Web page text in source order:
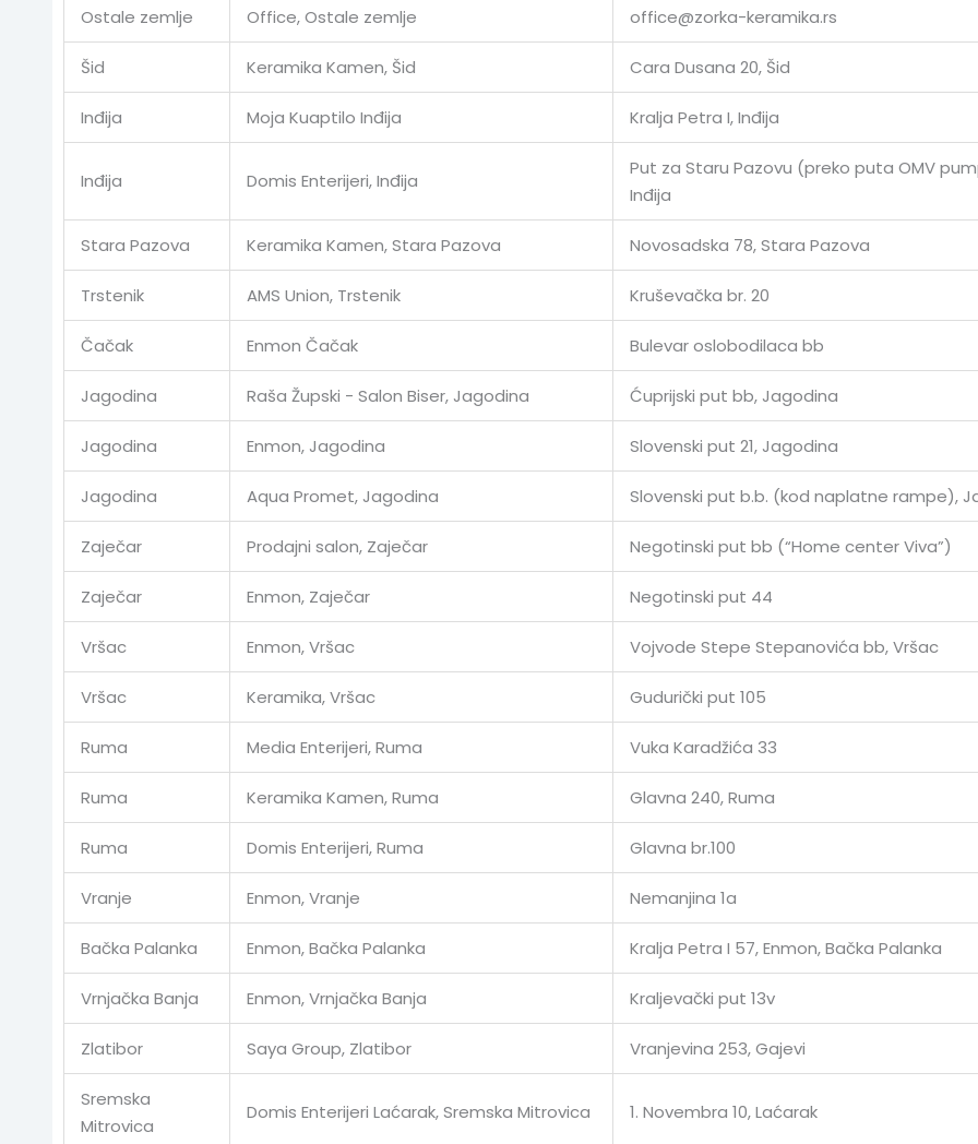
Ostale zemlje Office, Ostale zemlje office@zorka-keramika.rs
Šid Keramika Kamen, Šid Cara Dusana 20, Šid
Inđija Moja Kuaptilo Inđija Kralja Petra I, Inđija
Inđija Domis Enterijeri, Inđija
Put za Staru Pazovu (preko puta OMV
Inđija
Stara Pazova Keramika Kamen, Stara Pazova Novosadska 78, Stara Pazova
Trstenik AMS Union, Trstenik Kruševačka br. 20
Čačak Enmon Čačak Bulevar oslobodilaca bb
Jagodina Raša Župski - Salon Biser, Jagodina Ćuprijski put bb, Jagodina
Jagodina Enmon, Jagodina Slovenski put 21, Jagodina
Jagodina Aqua Promet, Jagodina Slovenski put b.b. (kod naplatne rampe),
Zaječar Prodajni salon, Zaječar Negotinski put bb (“Home center Viva”)
Zaječar Enmon, Zaječar Negotinski put 44
Vršac Enmon, Vršac Vojvode Stepe Stepanovića bb, Vršac
Vršac Keramika, Vršac Gudurički put 105
Ruma Media Enterijeri, Ruma Vuka Karadžića 33
Ruma Keramika Kamen, Ruma Glavna 240, Ruma
Ruma Domis Enterijeri, Ruma Glavna br.100
Vranje Enmon, Vranje Nemanjina 1a
Bačka Palanka Enmon, Bačka Palanka Kralja Petra I 57, Enmon, Bačka Palanka
Vrnjačka Banja Enmon, Vrnjačka Banja Kraljevački put 13v
Zlatibor Saya Group, Zlatibor Vranjevina 253, Gajevi
Sremska
Mitrovica
Domis Enterijeri Laćarak, Sremska Mitrovica 1. Novembra 10, Laćarak